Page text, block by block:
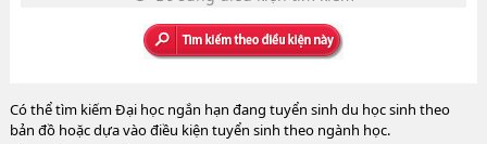
Có thể tìm kiếm Đại học ngắn hạn đang tuyển sinh du học sinh theo
bản đồ hoặc dựa vào điều kiện tuyển sinh theo ngành học.